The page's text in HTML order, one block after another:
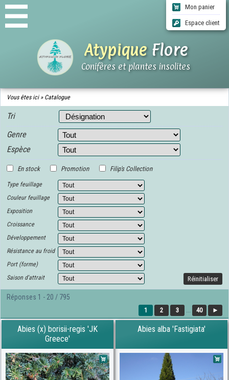
AtypiqueFlore
Conifères et plantes insolites
Mon panier
Espace client
ACCUEIL
CATALOGUE
QUI SOMMES-NOUS ?
INFOS LIVRAISONS
CGV
CONTACT
Vous êtes ici » Catalogue
Tri
Genre
Espèce
En stock Promotion Filip's Collection
Type feuillage
Couleur feuillage
Exposition
Croissance
Développement
Résistance au froid
Port (forme)
Saison d'attrait
Réinitialiser
Réponses 1 - 20 / 795
1 2 3 ... 40 ►
Abies (x) borisii-regis 'JK
Greece'
Abies alba 'Fastigiata'